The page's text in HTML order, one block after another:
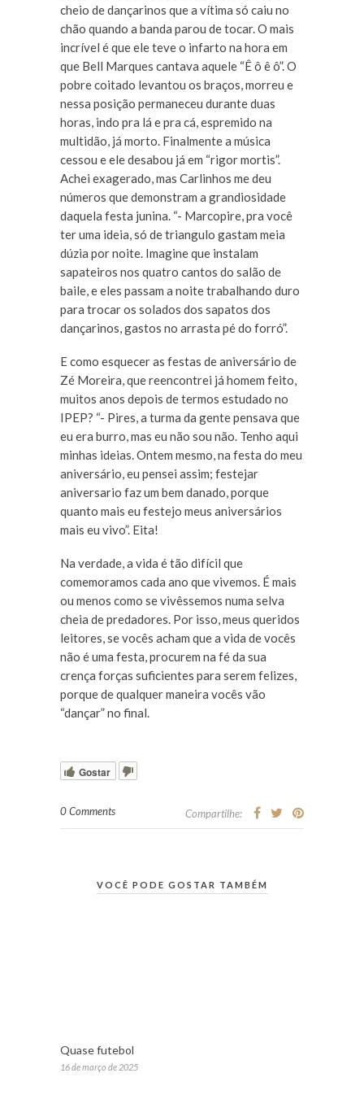
cheio de dançarinos que a vítima só caiu no
chão quando a banda parou de tocar. O mais
incrível é que ele teve o infarto na hora em
que Bell Marques cantava aquele “Ê ô ê ô”. O
pobre coitado levantou os braços, morreu e
nessa posição permaneceu durante duas
horas, indo pra lá e pra cá, espremido na
multidão, já morto. Finalmente a música
cessou e ele desabou já em “rigor mortis”.
Achei exagerado, mas Carlinhos me deu
números que demonstram a grandiosidade
daquela festa junina. “- Marcopire, pra você
ter uma ideia, só de triangulo gastam meia
dúzia por noite. Imagine que instalam
sapateiros nos quatro cantos do salão de
baile, e eles passam a noite trabalhando duro
para trocar os solados dos sapatos dos
dançarinos, gastos no arrasta pé do forró”.
E como esquecer as festas de aniversário de
Zé Moreira, que reencontrei já homem feito,
muitos anos depois de termos estudado no
IPEP? “- Pires, a turma da gente pensava que
eu era burro, mas eu não sou não. Tenho aqui
minhas ideias. Ontem mesmo, na festa do meu
aniversário, eu pensei assim; festejar
aniversario faz um bem danado, porque
quanto mais eu festejo meus aniversários
mais eu vivo”. Eita!
Na verdade, a vida é tão difícil que
comemoramos cada ano que vivemos. É mais
ou menos como se vivêssemos numa selva
cheia de predadores. Por isso, meus queridos
leitores, se vocês acham que a vida de vocês
não é uma festa, procurem na fé da sua
crença forças suficientes para serem felizes,
porque de qualquer maneira vocês vão
“dançar” no final.
Gostar
0 Comments Compartilhe:
VOCÊ PODE GOSTAR TAMBÉM
Quase futebol
16 de março de 2025